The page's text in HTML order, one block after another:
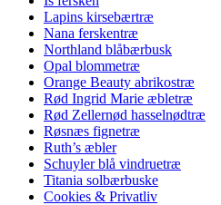
Lapins kirsebærtræ
Nana ferskentræ
Northland blåbærbusk
Opal blommetræ
Orange Beauty abrikostræ
Rød Ingrid Marie æbletræ
Rød Zellernød hasselnødtræ
Røsnæs fignetræ
Ruth’s æbler
Schuyler blå vindruetræ
Titania solbærbuske
Cookies & Privatliv